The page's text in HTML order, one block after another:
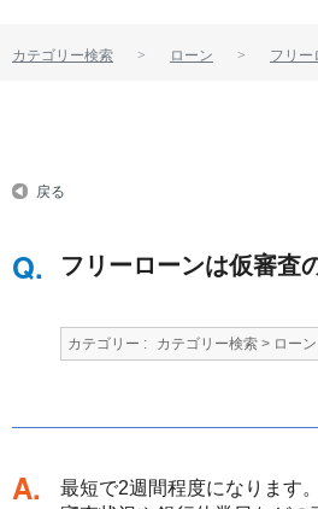
カテゴリー検索 ローン フリー
戻る
フリーローンは仮審査
カテゴリー : カテゴリー検索 > ローン
回答
最短で2週間程度になります。